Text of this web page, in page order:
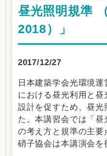
昼光照明規準
2018）」
2017/12/27
日本建築学会光環境
における昼光利用と
設計を促すため、昼
た。本講習会では「昼
の考え方と規準の主
硝子協会は本講演会を